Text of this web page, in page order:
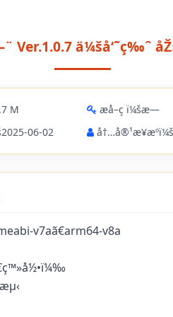
Ver.1.0.7 ä¼šå‘˜ç‰ˆ
M
æå–ç ï¼šæ—
06-02
v7aã€arm64-v8a